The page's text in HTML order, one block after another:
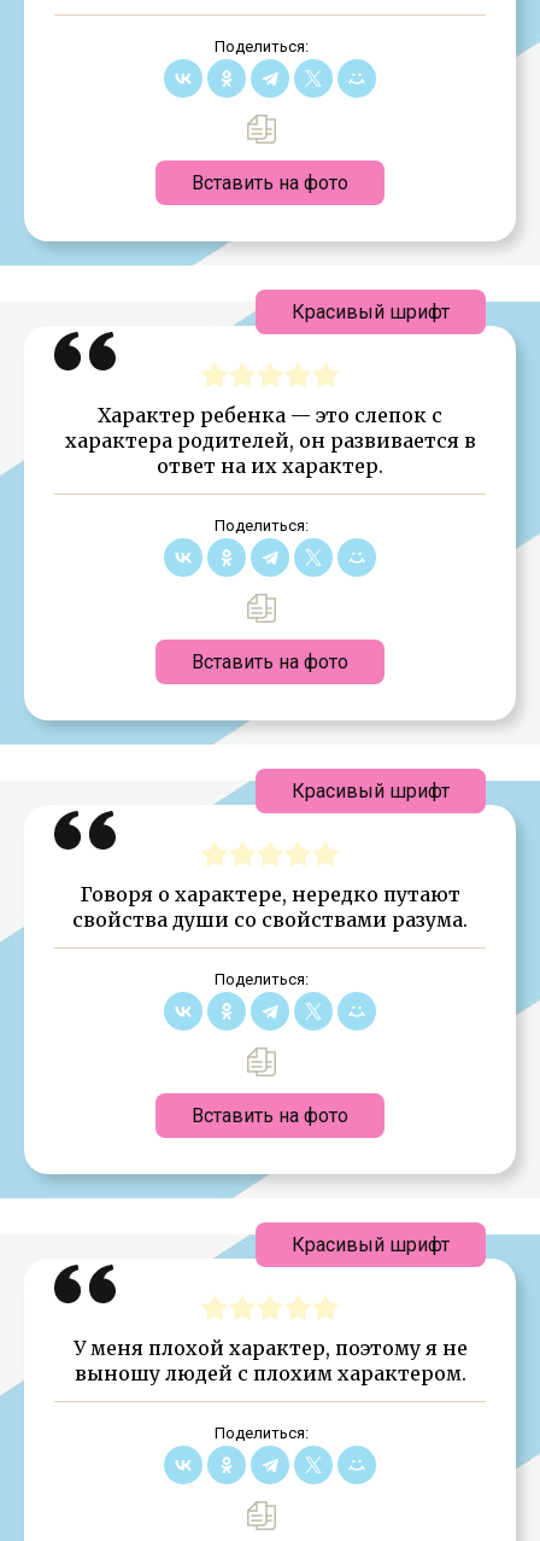
Поделиться:
Вставить на фото
Характер ребенка — это слепок с
характера родителей, он развивается в
ответ на их характер.
Поделиться:
Вставить на фото
Красивый шрифт
Говоря о характере, нередко путают
свойства души со свойствами разума.
Поделиться:
Вставить на фото
Красивый шрифт
У меня плохой характер, поэтому я не
выношу людей с плохим характером.
Поделиться:
Красивый шрифт